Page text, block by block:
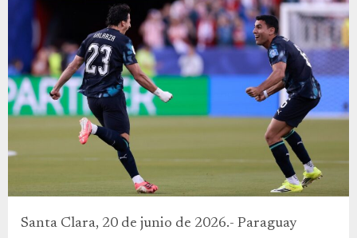
Santa Clara, 20 de junio de 2026.- Paraguay